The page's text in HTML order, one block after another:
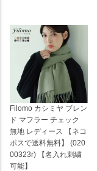
Filomo カシミヤ ブレン
ド マフラー チェック
無地 レディース 【ネコ
ポスで送料無料】 (020
00323r) 【名入れ刺繍
可能】